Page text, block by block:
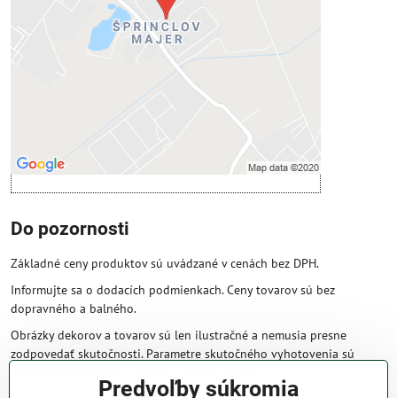
Povoliť tentokrát
Povoliť a zapamätať - súhlas s druhom
cookie: Funkčné
Otvoriť obsah v novom okne
Do pozornosti
Základné ceny produktov sú uvádzané v cenách bez DPH.
Informujte sa o dodacích podmienkach. Ceny tovarov sú bez
dopravného a balného.
Obrázky dekorov a tovarov sú len ilustračné a nemusia presne
zodpovedať skutočnosti. Parametre skutočného vyhotovenia sú
Predvoľby súkromia